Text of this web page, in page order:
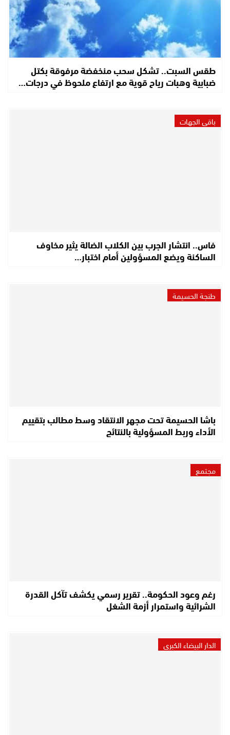
طقس السبت.. تشكل سحب منخفضة مرفوقة بكتل
ضبابية وهبات رياح قوية مع ارتفاع ملحوظ في درجات…
باقي الجهات
فاس.. انتشار الجرب بين الكلاب الضالة يثير مخاوف
الساكنة ويضع المسؤولين أمام اختبار…
طنجة الحسيمة
باشا الحسيمة تحت مجهر الانتقاد وسط مطالب بتقييم
الأداء وربط المسؤولية بالنتائج
مجتمع
رغم وعود الحكومة.. تقرير رسمي يكشف تآكل القدرة
الشرائية واستمرار أزمة الشغل
الدار البيضاء الكبرى